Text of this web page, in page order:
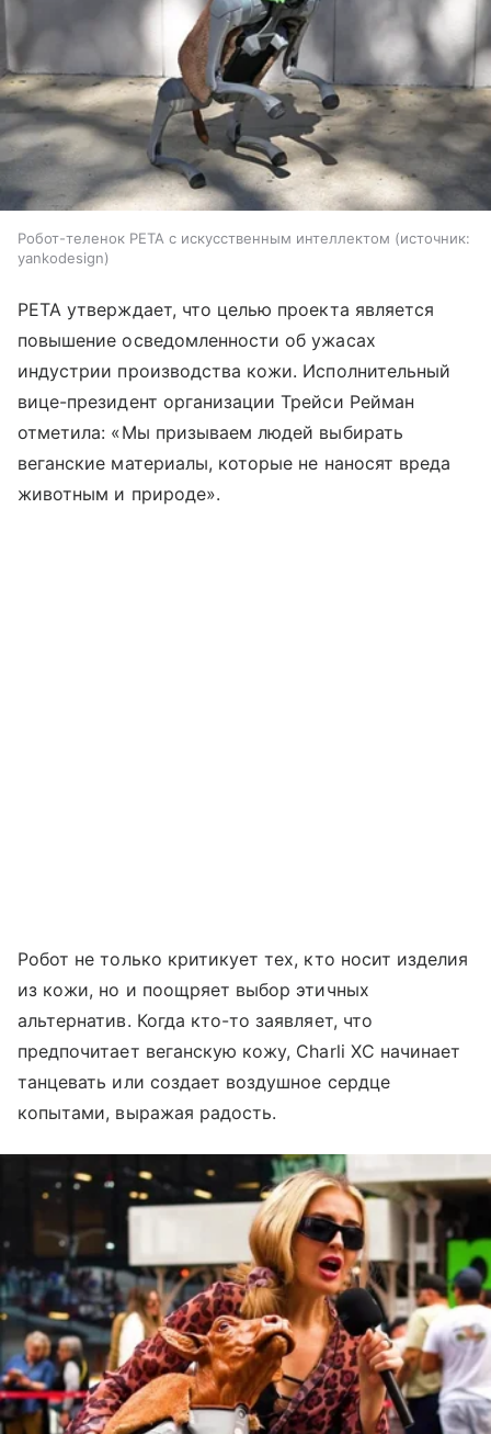
Робот-теленок PETA с искусственным интеллектом
источник:
yankodesign
PETA утверждает, что целью проекта является
повышение осведомленности об ужасах
индустрии производства кожи. Исполнительный
вице-президент организации Трейси Рейман
отметила: «Мы призываем людей выбирать
веганские материалы, которые не наносят вреда
животным и природе».
Робот не только критикует тех, кто носит изделия
из кожи, но и поощряет выбор этичных
альтернатив. Когда кто-то заявляет, что
предпочитает веганскую кожу, Charli XC начинает
танцевать или создает воздушное сердце
копытами, выражая радость.